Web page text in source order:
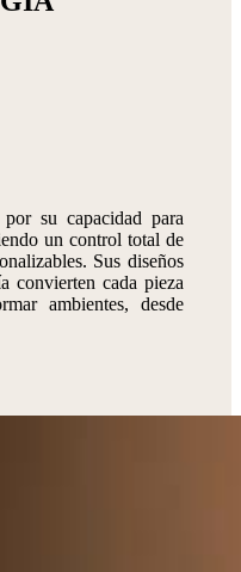
su capacidad para
un control total de
Sus diseños
convierten cada pieza
ambientes, desde